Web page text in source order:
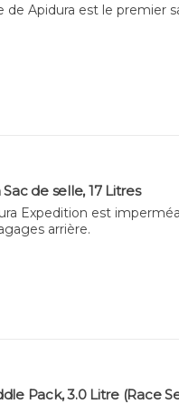
de Apidura est le premier
de selle, 17 Litres
Expedition est
arrière.
Pack, 3.0 Litre (Race